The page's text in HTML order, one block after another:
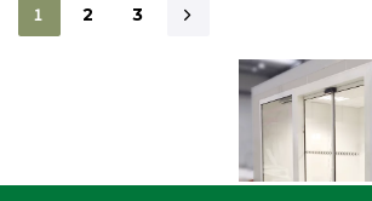
1 2 3